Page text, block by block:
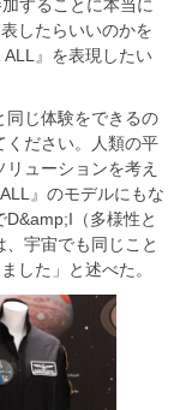
することに本当に
したらいいのかを
』を表現したい
同じ体験をできるの
ください。人類の平
ューションを考え
』のモデルにもな
（多様性と
宇宙でも同じこと
した」と述べた。